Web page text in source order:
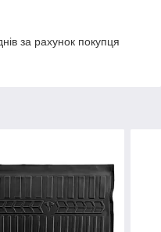
за рахунок покупця